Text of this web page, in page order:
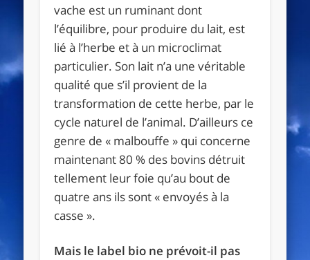
vache est un ruminant dont
l’équilibre, pour produire du lait, est
lié à l’herbe et à un microclimat
particulier. Son lait n’a une véritable
qualité que s’il provient de la
transformation de cette herbe, par le
cycle naturel de l’animal. D’ailleurs ce
genre de « malbouffe » qui concerne
maintenant 80 % des bovins détruit
tellement leur foie qu’au bout de
quatre ans ils sont « envoyés à la
casse ».
Mais le label bio ne prévoit-il pas